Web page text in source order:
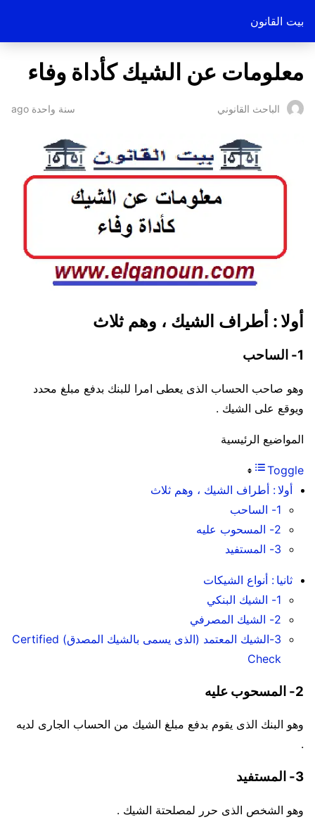
بيت القانون
معلومات عن الشيك كأداة وفاء
الباحث القانوني سنة واحدة ago
أولا : أطراف الشيك ، وهم ثلاث
1- الساحب
وهو صاحب الحساب الذى يعطى امرا للبنك بدفع مبلغ محدد
ويوقع على الشيك .
المواضيع الرئيسية
Toggle
أولا : أطراف الشيك ، وهم ثلاث
1- الساحب
2- المسحوب عليه
3- المستفيد
ثانيا : أنواع الشيكات
1- الشيك البنكي
2- الشيك المصرفي
3-الشيك المعتمد (الذى يسمى بالشيك المصدق) Certified
Check
2- المسحوب عليه
وهو البنك الذى يقوم بدفع مبلغ الشيك من الحساب الجارى لديه
.
3- المستفيد
وهو الشخص الذى حرر لمصلحتة الشيك .